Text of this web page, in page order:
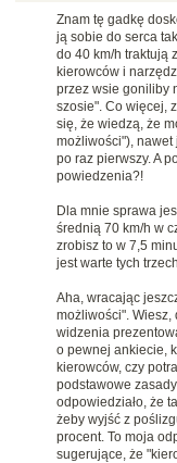
Znam tę gadkę
ją sobie do serca
do 40 km/h traktują
kierowców i
przez wsie goniliby
szosie". Co więcej,
się, że wiedzą, że
możliwości"),
po raz pierwszy. A
powiedzenia?!
Dla mnie sprawa
średnią 70 km/h w
zrobisz to w 7,5
jest warte tych
Aha, wracając
możliwości". Wiesz,
widzenia
o pewnej ankiecie,
kierowców, czy
podstawowe
odpowiedziało, że
żeby wyjść z
procent. To moja
sugerujące, że